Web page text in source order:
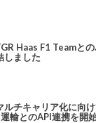
Haas F1 Teamと
しました
ルチキャリア化に向
輸とのAPI連携を開